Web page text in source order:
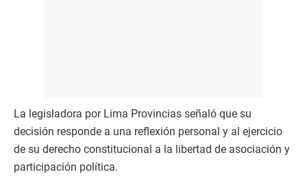
La legisladora por Lima Provincias señaló que su
decisión responde a una reflexión personal y al ejercicio
de su derecho constitucional a la libertad de asociación y
participación política.